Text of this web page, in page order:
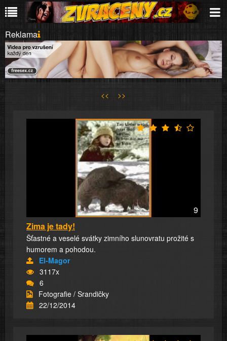
Reklama
<< >>
9
Zima je tady!
Šťastné a veselé svátky zimního slunovratu prožité s
humorem a pohodou.
El-Magor
3117x
6
Fotografie / Srandičky
22/12/2014